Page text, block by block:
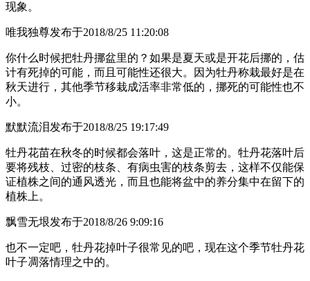
现象。
唯我独尊发布于2018/8/25 11:20:08
你什么时候把牡丹挪盆里的？如果是夏天或是开花后挪的，估
计有死掉的可能，而且可能性还很大。因为牡丹称栽最好是在
秋天进行，其他季节移栽成活率非常低的，挪死的可能性也不
小。
默默流泪发布于2018/8/25 19:17:49
牡丹花苗在秋冬的时候都会落叶，这是正常的。牡丹花落叶后
要将残枝、过密的枝条、有病虫害的枝条剪去，这样不仅能保
证植株之间的通风透光，而且也能将盆中的养分集中在留下的
植株上。
飘雪无垠发布于2018/8/26 9:09:16
也不一定吧，牡丹花掉叶子很常见的吧，现在这个季节牡丹花
叶子凋落情理之中的。